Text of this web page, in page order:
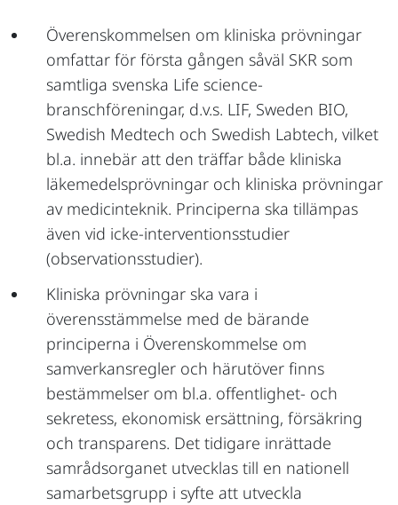
Överenskommelsen om kliniska prövningar
omfattar för första gången såväl SKR som
samtliga svenska Life science-
branschföreningar, d.v.s. LIF, Sweden BIO,
Swedish Medtech och Swedish Labtech, vilket
bl.a. innebär att den träffar både kliniska
läkemedelsprövningar och kliniska prövningar
av medicinteknik. Principerna ska tillämpas
även vid icke-interventionsstudier
(observationsstudier).
Kliniska prövningar ska vara i
överensstämmelse med de bärande
principerna i Överenskommelse om
samverkansregler och härutöver finns
bestämmelser om bl.a. offentlighet- och
sekretess, ekonomisk ersättning, försäkring
och transparens. Det tidigare inrättade
samrådsorganet utvecklas till en nationell
samarbetsgrupp i syfte att utveckla